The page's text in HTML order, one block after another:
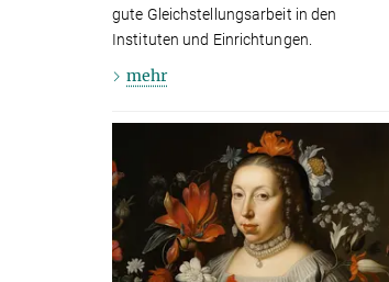
gute Gleichstellungsarbeit in den
Instituten und Einrichtungen.
mehr